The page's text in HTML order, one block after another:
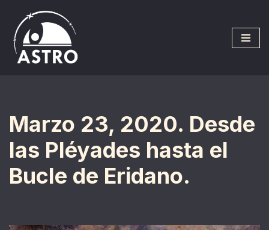
Saltar
al
contenido
Marzo 23, 2020. Desde
las Pléyades hasta el
Bucle de Eridano.